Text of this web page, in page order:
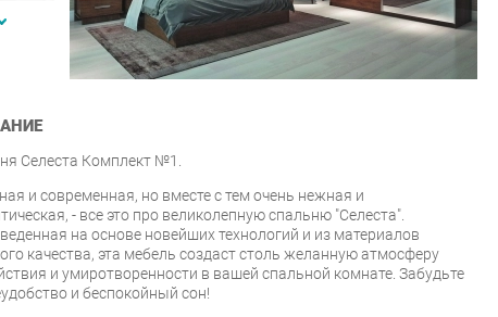
Селеста Комплект №1.
и современная, но вместе с тем очень нежная и
- все это про великолепную спальню "Селеста".
на основе новейших технологий и из материалов
качества, эта мебель создаст столь желанную атмосферу
и умиротворенности в вашей спальной комнате. Забудьте
и беспокойный сон!